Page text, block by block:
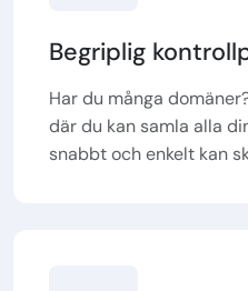
Begriplig
Har du många
där du kan samla alla
snabbt och enkelt kan